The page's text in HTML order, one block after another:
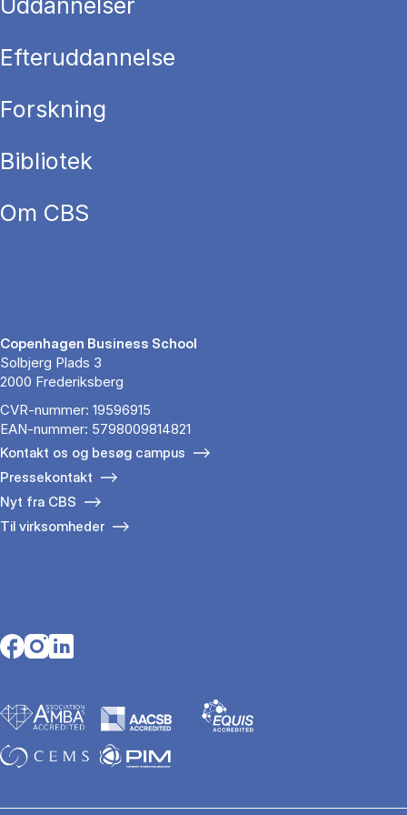
Uddannelser
Efteruddannelse
Forskning
Bibliotek
Om CBS
Copenhagen Business School
Solbjerg Plads 3
2000 Frederiksberg
CVR-nummer: 19596915
EAN-nummer: 5798009814821
Kontakt os og besøg campus
Pressekontakt
Nyt fra CBS
Til virksomheder
Opens in a new tab
Opens in a new tab
Opens in a new tab